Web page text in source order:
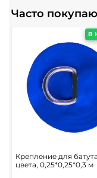
Часто
В
Крепление для
цвета, 0,25*0,25*0,3 м